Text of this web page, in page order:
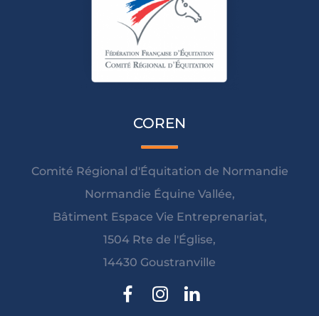
COREN
Comité Régional d'Équitation de Normandie
Normandie Équine Vallée,
Bâtiment Espace Vie Entreprenariat,
1504 Rte de l'Église,
14430 Goustranville